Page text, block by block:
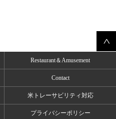
Restaurant＆Amusement
Contact
米トレーサビリティ対応
プライバシーポリシー